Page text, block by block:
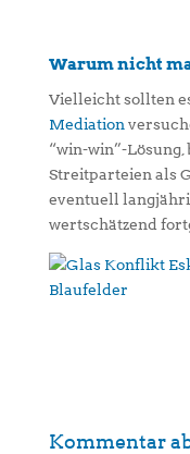
Warum nicht
Vielleicht sollten
Mediation
“win-win”-Lösung,
Streitparteien als
eventuell
wertschätzend
Kommentar